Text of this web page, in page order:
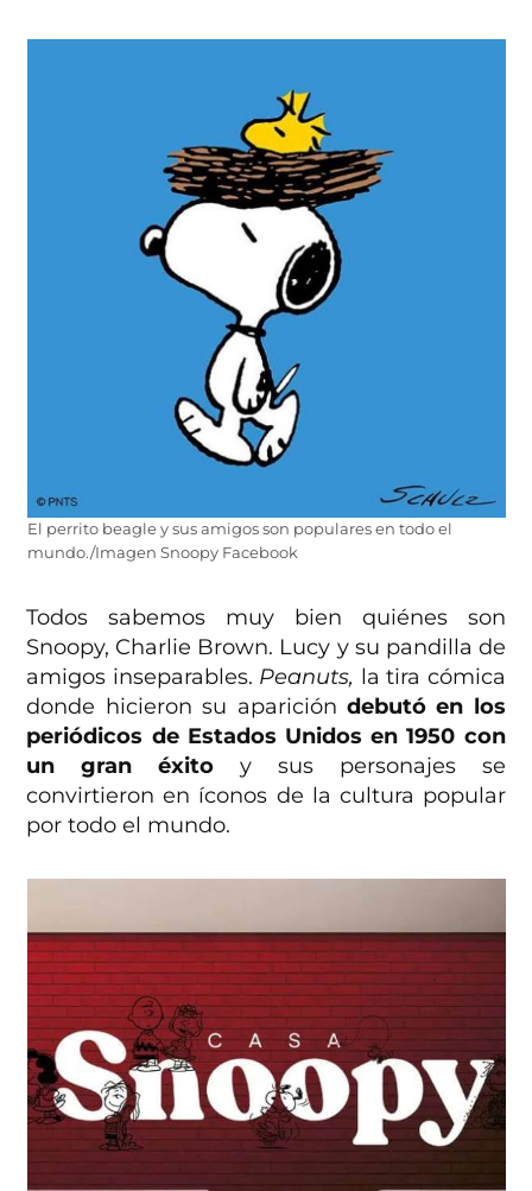
El perrito beagle y sus amigos son populares en todo el
mundo./Imagen Snoopy Facebook
Todos sabemos muy bien quiénes son
Snoopy, Charlie Brown. Lucy y su pandilla de
amigos inseparables. Peanuts, la tira cómica
donde hicieron su aparición debutó en los
periódicos de Estados Unidos en 1950 con
un gran éxito y sus personajes se
convirtieron en íconos de la cultura popular
por todo el mundo.